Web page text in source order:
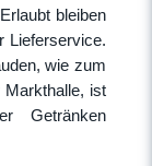
bleiben
Lieferservice.
wie zum
Markthalle, ist
Getränken